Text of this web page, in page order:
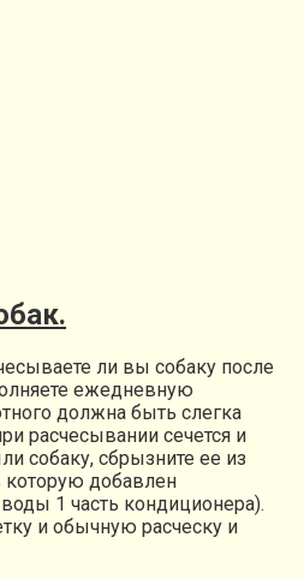
ли вы собаку после
ежедневную
должна быть слегка
расчесывании сечется и
собаку, сбрызните ее из
которую добавлен
1 часть кондиционера).
и обычную расческу и